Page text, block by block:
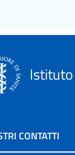
CONTATTI